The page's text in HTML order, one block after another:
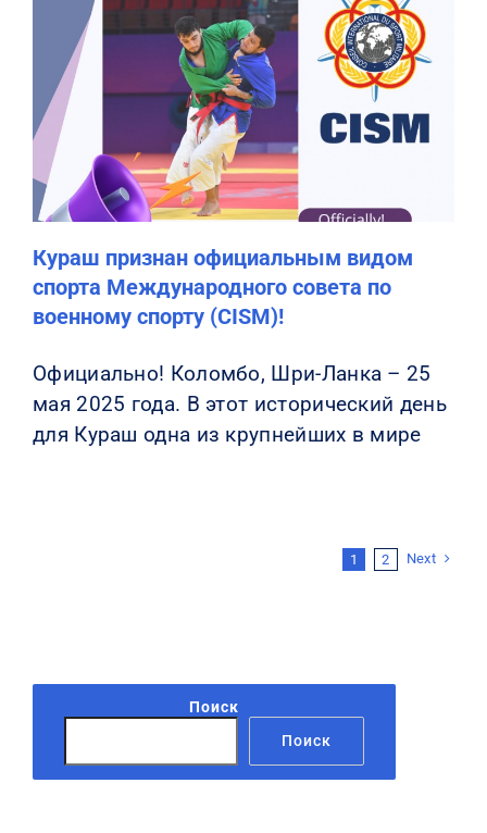
Кураш признан официальным видом
спорта Международного совета по
военному спорту (CISM)!
Официально! Коломбо, Шри-Ланка – 25
мая 2025 года. В этот исторический день
для Кураш одна из крупнейших в мире
1 2 Next
Поиск
Поиск